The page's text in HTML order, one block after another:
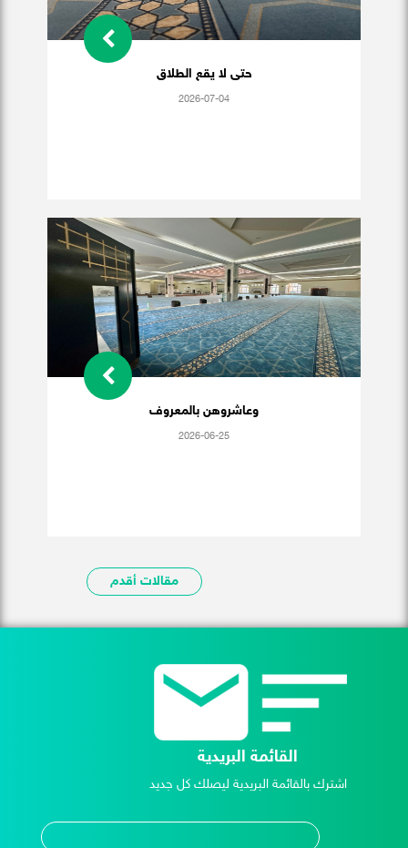
حتى لا يقع الطلاق
2026-07-04
وعاشروهن بالمعروف
2026-06-25
مقالات أقدم
القائمة البريدية
اشترك بالقائمة البريدية ليصلك كل جديد